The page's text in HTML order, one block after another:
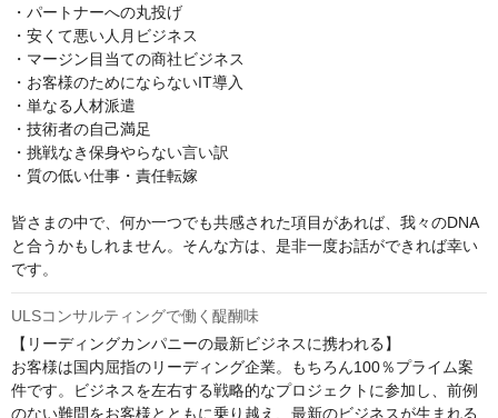
・パートナーへの丸投げ
・安くて悪い人月ビジネス
・マージン目当ての商社ビジネス
・お客様のためにならないIT導入
・単なる人材派遣
・技術者の自己満足
・挑戦なき保身やらない言い訳
・質の低い仕事・責任転嫁
皆さまの中で、何か一つでも共感された項目があれば、我々のDNA
と合うかもしれません。そんな方は、是非一度お話ができれば幸い
です。
ULSコンサルティングで働く醍醐味
【リーディングカンパニーの最新ビジネスに携われる】
お客様は国内屈指のリーディング企業。もちろん100％プライム案
件です。ビジネスを左右する戦略的なプロジェクトに参加し、前例
のない難問をお客様とともに乗り越え、最新のビジネスが生まれる